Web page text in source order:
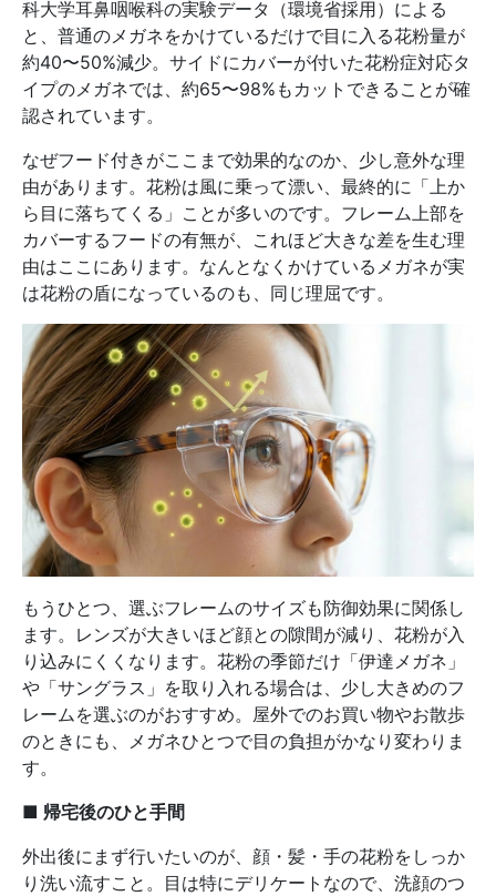
科大学耳鼻咽喉科の実験データ（環境省採用）による
と、普通のメガネをかけているだけで目に入る花粉量が
約40〜50%減少。サイドにカバーが付いた花粉症対応タ
イプのメガネでは、約65〜98%もカットできることが確
認されています。
なぜフード付きがここまで効果的なのか、少し意外な理
由があります。花粉は風に乗って漂い、最終的に「上か
ら目に落ちてくる」ことが多いのです。フレーム上部を
カバーするフードの有無が、これほど大きな差を生む理
由はここにあります。なんとなくかけているメガネが実
は花粉の盾になっているのも、同じ理屈です。
もうひとつ、選ぶフレームのサイズも防御効果に関係し
ます。レンズが大きいほど顔との隙間が減り、花粉が入
り込みにくくなります。花粉の季節だけ「伊達メガネ」
や「サングラス」を取り入れる場合は、少し大きめのフ
レームを選ぶのがおすすめ。屋外でのお買い物やお散歩
のときにも、メガネひとつで目の負担がかなり変わりま
す。
■ 帰宅後のひと手間
外出後にまず行いたいのが、顔・髪・手の花粉をしっか
り洗い流すこと。目は特にデリケートなので、洗顔のつ